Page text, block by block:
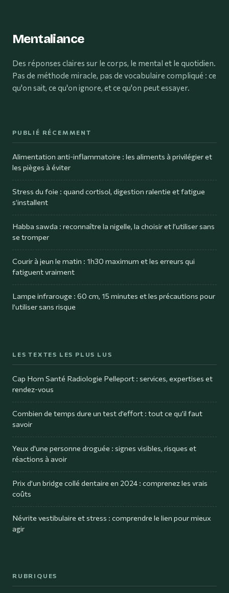
Mentaliance
Des réponses claires sur le corps, le mental et le quotidien.
Pas de méthode miracle, pas de vocabulaire compliqué : ce
qu'on sait, ce qu'on ignore, et ce qu'on peut essayer.
PUBLIÉ RÉCEMMENT
Alimentation anti-inflammatoire : les aliments à privilégier et
les pièges à éviter
Stress du foie : quand cortisol, digestion ralentie et fatigue
s’installent
Habba sawda : reconnaître la nigelle, la choisir et l’utiliser sans
se tromper
Courir à jeun le matin : 1h30 maximum et les erreurs qui
fatiguent vraiment
Lampe infrarouge : 60 cm, 15 minutes et les précautions pour
l’utiliser sans risque
LES TEXTES LES PLUS LUS
Cap Horn Santé Radiologie Pelleport : services, expertises et
rendez-vous
Combien de temps dure un test d’effort : tout ce qu’il faut
savoir
Yeux d'une personne droguée : signes visibles, risques et
réactions à avoir
Prix d’un bridge collé dentaire en 2024 : comprenez les vrais
coûts
Névrite vestibulaire et stress : comprendre le lien pour mieux
agir
RUBRIQUES